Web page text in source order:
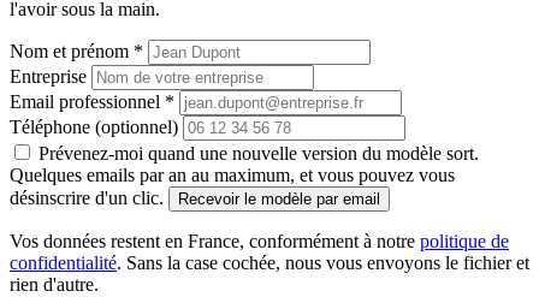
l'avoir sous la main.
Nom et prénom *
Entreprise
Email professionnel *
Téléphone (optionnel)
Prévenez-moi quand une nouvelle version du modèle sort.
Quelques emails par an au maximum, et vous pouvez vous
désinscrire d'un clic.
Recevoir le modèle par email
Vos données restent en France, conformément à notre politique de
confidentialité. Sans la case cochée, nous vous envoyons le fichier et
rien d'autre.